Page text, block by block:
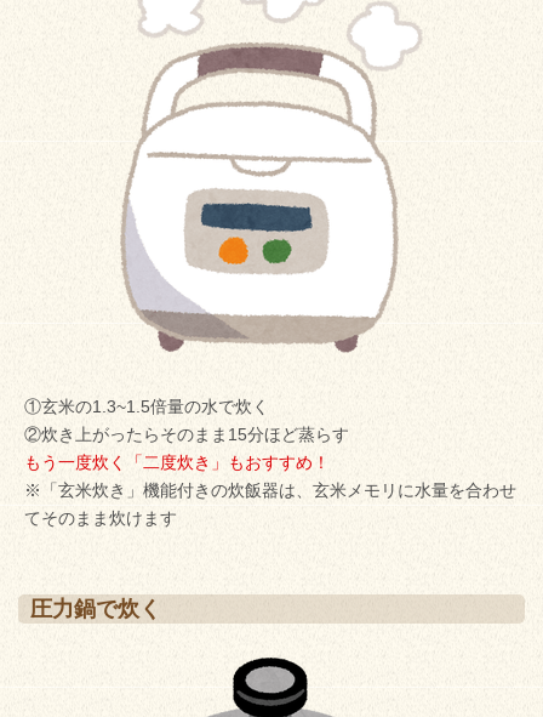
①玄米の1.3~1.5倍量の水で炊く
②炊き上がったらそのまま15分ほど蒸らす
もう一度炊く「二度炊き」もおすすめ！
※「玄米炊き」機能付きの炊飯器は、玄米メモリに水量を合わせ
てそのまま炊けます
圧力鍋で炊く